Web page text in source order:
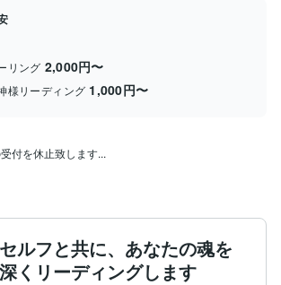
リング 2,000円〜
様リーディング 1,000円〜
付を休止致します...
ルフと共に、あなたの魂を
くリーディングします